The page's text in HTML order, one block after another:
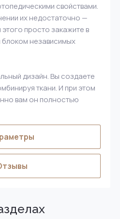
свойствами.
их недостаточно —
просто закажите в
блоком независимых
дизайн. Вы создаете
ткани. И при этом
вам он полностью